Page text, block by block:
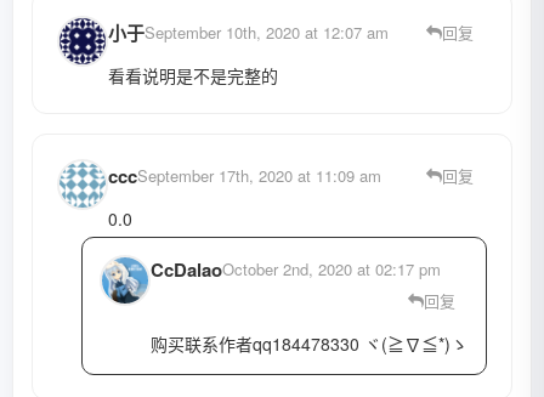
小于September 10th, 2020 at 12:07 am 回复
看看说明是不是完整的
cccSeptember 17th, 2020 at 11:09 am 回复
0.0
CcDalaoOctober 2nd, 2020 at 02:17 pm
回复
购买联系作者qq184478330 ヾ(≧∇≦*)ゝ